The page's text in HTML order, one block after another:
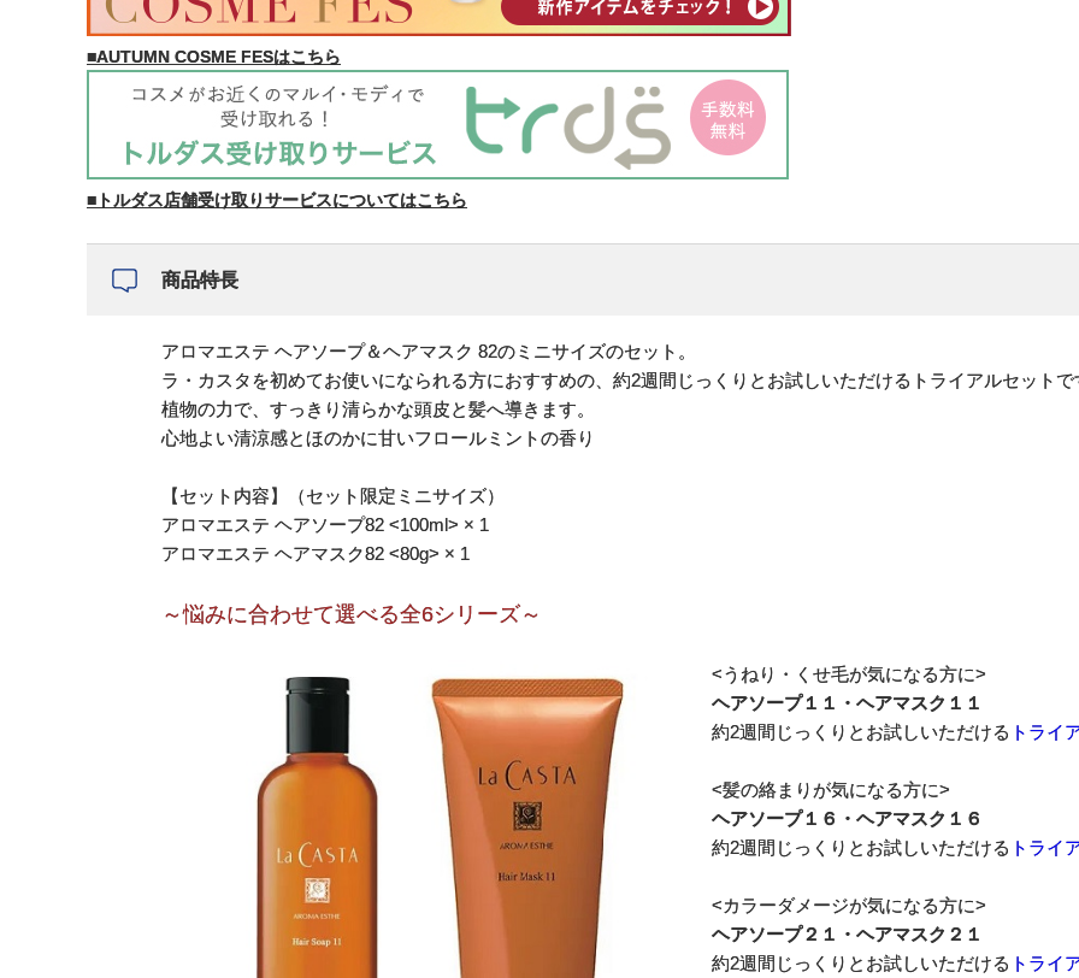
■AUTUMN COSME FESはこちら
■トルダス店舗受け取りサービスについてはこちら
商品特長
アロマエステ ヘアソープ＆ヘアマスク 82のミニサイズのセット。
ラ・カスタを初めてお使いになられる方におすすめの、約2週間じっくりとお試しいただけるトライアルセットで
植物の力で、すっきり清らかな頭皮と髪へ導きます。
心地よい清涼感とほのかに甘いフロールミントの香り
【セット内容】（セット限定ミニサイズ）
アロマエステ ヘアソープ82 <100ml> × 1
アロマエステ ヘアマスク82 <80g> × 1
～悩みに合わせて選べる全6シリーズ～
<うねり・くせ毛が気になる方に>
ヘアソープ１１ ・ ヘアマスク１１
約2週間じっくりとお試しいただける トライ
<髪の絡まりが気になる方に>
ヘアソープ１６ ・ ヘアマスク１６
約2週間じっくりとお試しいただける トライ
<カラーダメージが気になる方に>
ヘアソープ２１ ・ ヘアマスク２１
約2週間じっくりとお試しいただける トライ